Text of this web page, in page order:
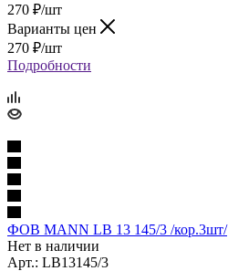
270 ₽/шт
Варианты цен
270 ₽/шт
Подробности
ФОВ MANN LB 13 145/3 /кор.3шт/
Нет в наличии
Арт.: LB13145/3